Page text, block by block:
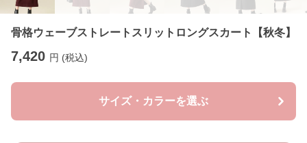
骨格ウェーブストレートスリットロングスカート【秋冬】
7,420 円 (税込)
サイズ・カラーを選ぶ